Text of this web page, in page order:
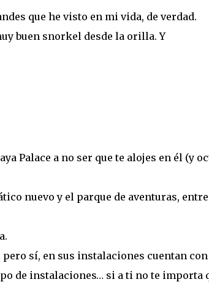
que he visto en mi vida, de verdad.
buen snorkel desde la orilla. Y
Palace a no ser que te alojes en él (y
nuevo y el parque de aventuras, entre
sí, en sus instalaciones cuentan
de instalaciones… si a ti no te importa